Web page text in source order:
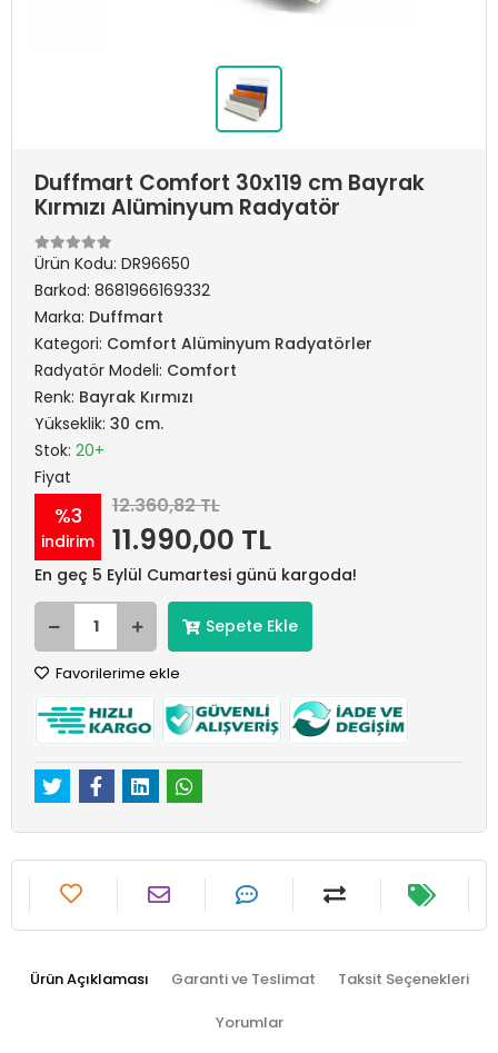
Duffmart Comfort 30x119 cm Bayrak
Kırmızı Alüminyum Radyatör
Ürün Kodu: DR96650
Barkod: 8681966169332
Marka: Duffmart
Kategori: Comfort Alüminyum Radyatörler
Radyatör Modeli: Comfort
Renk: Bayrak Kırmızı
Yükseklik: 30 cm.
Stok: 20+
Fiyat
%3
indirim
12.360,82 TL
11.990,00 TL
En geç 5 Eylül Cumartesi günü kargoda!
Sepete Ekle
Favorilerime ekle
Ürün Açıklaması Garanti ve Teslimat Taksit Seçenekleri
Yorumlar